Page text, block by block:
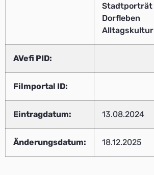
Stadtporträt
Dorfleben
Alltagskultur
AVefi PID:
Filmportal ID:
Eintragdatum: 13.08.2024
Änderungsdatum: 18.12.2025